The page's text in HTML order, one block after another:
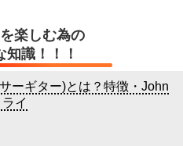
楽しむ為の
知識！！！
ーギター)とは？特徴・John
イ